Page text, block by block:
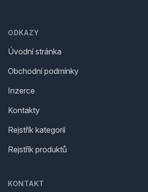
ODKAZY
Úvodní stránka
Obchodní podmínky
Inzerce
Kontakty
Rejstřík kategorií
Rejstřík produktů
KONTAKT